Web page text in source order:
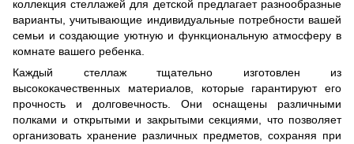
коллекция стеллажей для детской предлагает разнообразные
варианты, учитывающие индивидуальные потребности вашей
семьи и создающие уютную и функциональную атмосферу в
комнате вашего ребенка.
Каждый стеллаж тщательно изготовлен из
высококачественных материалов, которые гарантируют его
прочность и долговечность. Они оснащены различными
полками и открытыми и закрытыми секциями, что позволяет
организовать хранение различных предметов, сохраняя при